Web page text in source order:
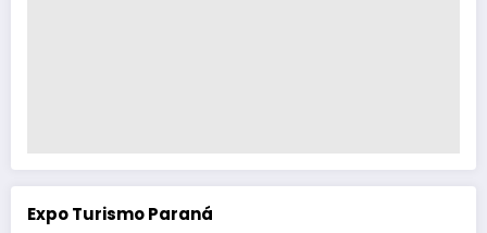
Expo Turismo Paraná